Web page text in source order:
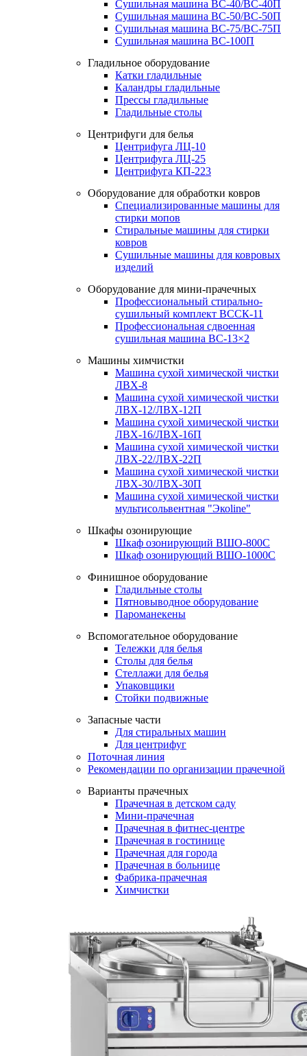
Сушильная машина ВС-40/ВС-40П
Сушильная машина ВС-50/ВС-50П
Сушильная машина ВС-75/ВС-75П
Сушильная машина ВС-100П
Гладильное оборудование
Катки гладильные
Каландры гладильные
Прессы гладильные
Гладильные столы
Центрифуги для белья
Центрифуга ЛЦ-10
Центрифуга ЛЦ-25
Центрифуга КП-223
Оборудование для обработки ковров
Специализированные машины для
стирки мопов
Стиральные машины для стирки
ковров
Сушильные машины для ковровых
изделий
Оборудование для мини-прачечных
Профессиональный стирально-
сушильный комплект ВССК-11
Профессиональная сдвоенная
сушильная машина ВС-13×2
Машины химчистки
Машина сухой химической чистки
ЛВХ-8
Машина сухой химической чистки
ЛВХ-12/ЛВХ-12П
Машина сухой химической чистки
ЛВХ-16/ЛВХ-16П
Машина сухой химической чистки
ЛВХ-22/ЛВХ-22П
Машина сухой химической чистки
ЛВХ-30/ЛВХ-30П
Машина сухой химической чистки
мультисольвентная "Экоline"
Шкафы озонирующие
Шкаф озонирующий ВШО-800С
Шкаф озонирующий ВШО-1000С
Финишное оборудование
Гладильные столы
Пятновыводное оборудование
Пароманекены
Вспомогательное оборудование
Тележки для белья
Столы для белья
Стеллажи для белья
Упаковщики
Стойки подвижные
Запасные части
Для стиральных машин
Для центрифуг
Поточная линия
Рекомендации по организации прачечной
Варианты прачечных
Прачечная в детском саду
Мини-прачечная
Прачечная в фитнес-центре
Прачечная в гостинице
Прачечная для города
Прачечная в больнице
Фабрика-прачечная
Химчистки